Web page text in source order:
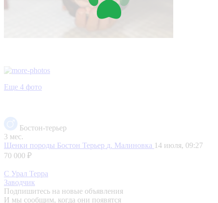
Еще 4 фото
Бостон-терьер
3 мес.
Щенки породы Бостон Терьер д. Малиновка 14 июля, 09:27
70 000 ₽
С Урал Терра
Заводчик
Подпишитесь на новые объявления
И мы сообщим, когда они появятся